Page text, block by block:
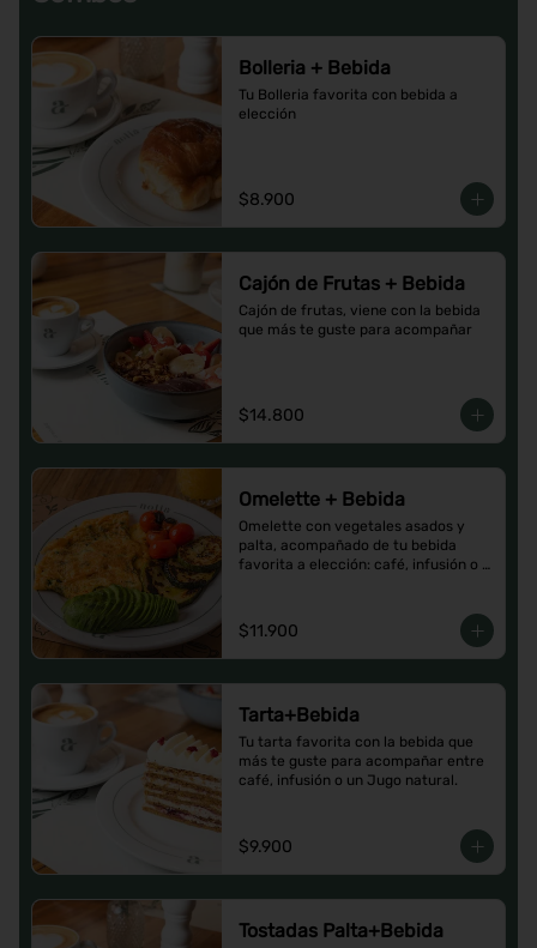
Bolleria + Bebida
Tu Bolleria favorita con bebida a
elección
$8.900
Cajón de Frutas + Bebida
Cajón de frutas, viene con la bebida
que más te guste para acompañar
$14.800
Omelette + Bebida
Omelette con vegetales asados y
palta, acompañado de tu bebida
favorita a elección: café, infusión o
$11.900
Tarta+Bebida
Tu tarta favorita con la bebida que
más te guste para acompañar entre
café, infusión o un Jugo natural.
$9.900
Tostadas Palta+Bebida